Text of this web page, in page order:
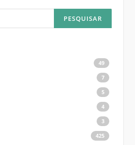
49
7
5
4
3
425